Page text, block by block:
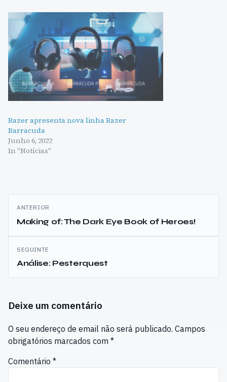
Razer apresenta nova linha Razer
Barracuda
Junho 6, 2022
In "Notícias"
Navegação
de
artigos
ANTERIOR
Making of: The Dark Eye Book of Heroes!
SEGUINTE
Análise: Pesterquest
Deixe um comentário
O seu endereço de email não será publicado. Campos
obrigatórios marcados com *
Comentário *